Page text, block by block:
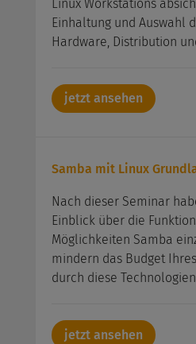
Linux Workstations
Einhaltung und Auswahl
Hardware, Distribution
jetzt ansehen
Samba mit Linux
Nach dieser Seminar
Einblick über die
Möglichkeiten Samba
mindern das Budget
durch diese
jetzt ansehen